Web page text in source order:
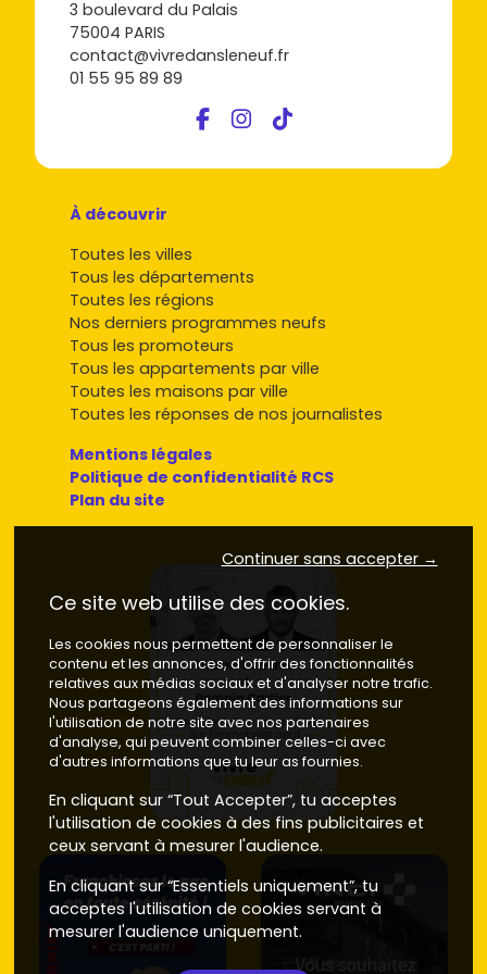
3 boulevard du Palais
75004 PARIS
contact@vivredansleneuf.fr
01 55 95 89 89
À découvrir
Toutes les villes
Tous les départements
Toutes les régions
Nos derniers programmes neufs
Tous les promoteurs
Tous les appartements par ville
Toutes les maisons par ville
Toutes les réponses de nos journalistes
Mentions légales
Politique de confidentialité RCS
Plan du site
Continuer sans accepter →
Ce site web utilise des cookies.
Les cookies nous permettent de personnaliser le
contenu et les annonces, d'offrir des fonctionnalités
relatives aux médias sociaux et d'analyser notre trafic.
Nous partageons également des informations sur
l'utilisation de notre site avec nos partenaires
d'analyse, qui peuvent combiner celles-ci avec
d'autres informations que tu leur as fournies.
En cliquant sur “Tout Accepter”, tu acceptes
l'utilisation de cookies à des fins publicitaires et
ceux servant à mesurer l'audience.
En cliquant sur “Essentiels uniquement”, tu
acceptes l'utilisation de cookies servant à
mesurer l'audience uniquement.